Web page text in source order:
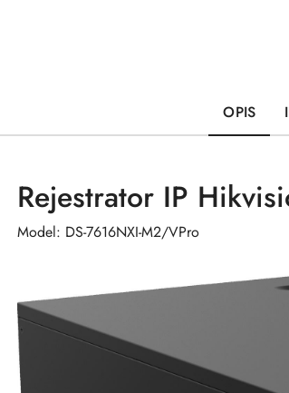
OPIS
Rejestrator IP
Model: DS-7616NXI-M2/VPro